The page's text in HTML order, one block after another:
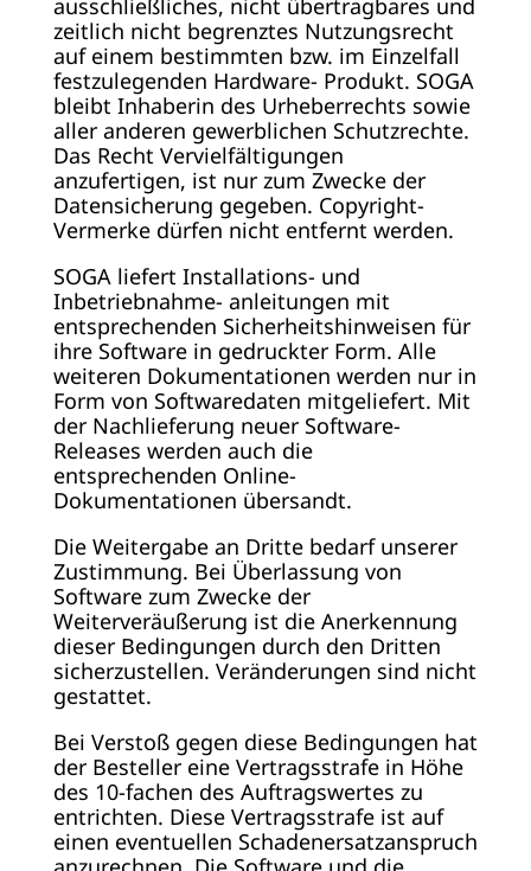
ausschließliches, nicht übertragbares und
zeitlich nicht begrenztes Nutzungsrecht
auf einem bestimmten bzw. im Einzelfall
festzulegenden Hardware- Produkt. SOGA
bleibt Inhaberin des Urheberrechts sowie
aller anderen gewerblichen Schutzrechte.
Das Recht Vervielfältigungen
anzufertigen, ist nur zum Zwecke der
Datensicherung gegeben. Copyright-
Vermerke dürfen nicht entfernt werden.
SOGA liefert Installations- und
Inbetriebnahme- anleitungen mit
entsprechenden Sicherheitshinweisen für
ihre Software in gedruckter Form. Alle
weiteren Dokumentationen werden nur in
Form von Softwaredaten mitgeliefert. Mit
der Nachlieferung neuer Software-
Releases werden auch die
entsprechenden Online-
Dokumentationen übersandt.
Die Weitergabe an Dritte bedarf unserer
Zustimmung. Bei Überlassung von
Software zum Zwecke der
Weiterveräußerung ist die Anerkennung
dieser Bedingungen durch den Dritten
sicherzustellen. Veränderungen sind nicht
gestattet.
Bei Verstoß gegen diese Bedingungen hat
der Besteller eine Vertragsstrafe in Höhe
des 10-fachen des Auftragswertes zu
entrichten. Diese Vertragsstrafe ist auf
einen eventuellen Schadenersatzanspruch